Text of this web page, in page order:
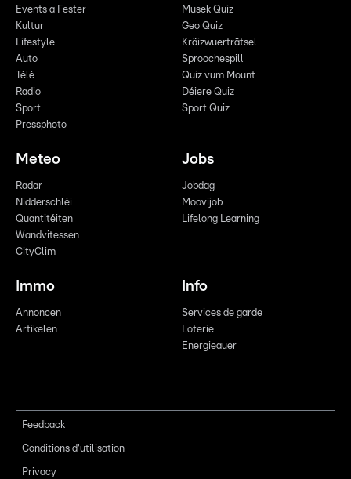
Events a Fester
Kultur
Lifestyle
Auto
Télé
Radio
Sport
Pressphoto
Musek Quiz
Geo Quiz
Kräizwuerträtsel
Sproochespill
Quiz vum Mount
Déiere Quiz
Sport Quiz
Meteo
Radar
Nidderschléi
Quantitéiten
Wandvitessen
CityClim
Jobs
Jobdag
Moovijob
Lifelong Learning
Immo
Annoncen
Artikelen
Info
Services de garde
Loterie
Energieauer
Feedback
Conditions d'utilisation
Privacy